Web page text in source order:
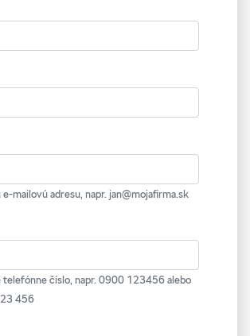
e-mailovú adresu, napr. jan@mojafirma.sk
telefónne číslo, napr. 0900 123456 alebo
456